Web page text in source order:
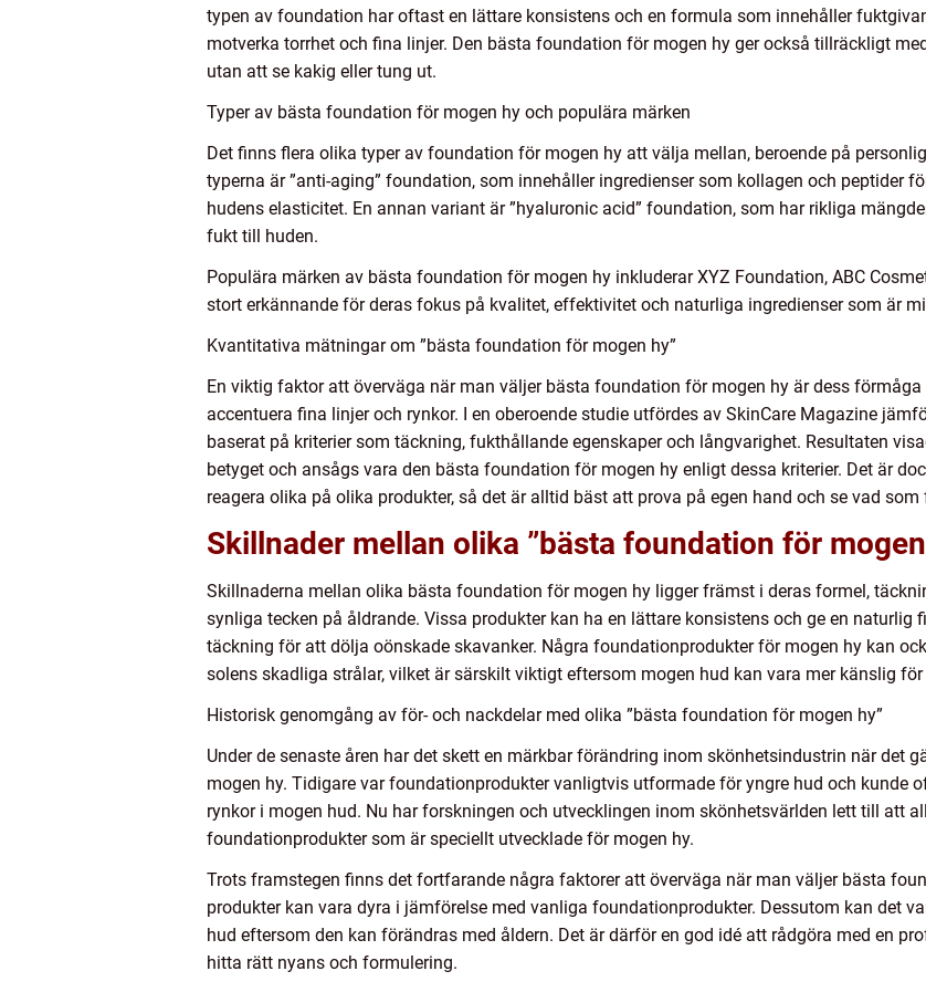
typen av foundation har oftast en lättare konsistens och en formula som innehåller
motverka torrhet och fina linjer. Den bästa foundation för mogen hy ger också tillräckligt
utan att se kakig eller tung ut.
Typer av bästa foundation för mogen hy och populära märken
Det finns flera olika typer av foundation för mogen hy att välja mellan, beroende på
typerna är ”anti-aging” foundation, som innehåller ingredienser som kollagen och peptider
hudens elasticitet. En annan variant är ”hyaluronic acid” foundation, som har rikliga
fukt till huden.
Populära märken av bästa foundation för mogen hy inkluderar XYZ Foundation, ABC
stort erkännande för deras fokus på kvalitet, effektivitet och naturliga ingredienser som är
Kvantitativa mätningar om ”bästa foundation för mogen hy”
En viktig faktor att överväga när man väljer bästa foundation för mogen hy är dess
accentuera fina linjer och rynkor. I en oberoende studie utfördes av SkinCare Magazine
baserat på kriterier som täckning, fukthållande egenskaper och långvarighet. Resultaten
betyget och ansågs vara den bästa foundation för mogen hy enligt dessa kriterier. Det är
reagera olika på olika produkter, så det är alltid bäst att prova på egen hand och se vad
Skillnader mellan olika ”bästa foundation för
Skillnaderna mellan olika bästa foundation för mogen hy ligger främst i deras formel,
synliga tecken på åldrande. Vissa produkter kan ha en lättare konsistens och ge en naturlig
täckning för att dölja oönskade skavanker. Några foundationprodukter för mogen hy kan
solens skadliga strålar, vilket är särskilt viktigt eftersom mogen hud kan vara mer känslig för
Historisk genomgång av för- och nackdelar med olika ”bästa foundation för mogen hy”
Under de senaste åren har det skett en märkbar förändring inom skönhetsindustrin när det
mogen hy. Tidigare var foundationprodukter vanligtvis utformade för yngre hud och kunde
rynkor i mogen hud. Nu har forskningen och utvecklingen inom skönhetsvärlden lett till att
foundationprodukter som är speciellt utvecklade för mogen hy.
Trots framstegen finns det fortfarande några faktorer att överväga när man väljer bästa
produkter kan vara dyra i jämförelse med vanliga foundationprodukter. Dessutom kan det
hud eftersom den kan förändras med åldern. Det är därför en god idé att rådgöra med en
hitta rätt nyans och formulering.